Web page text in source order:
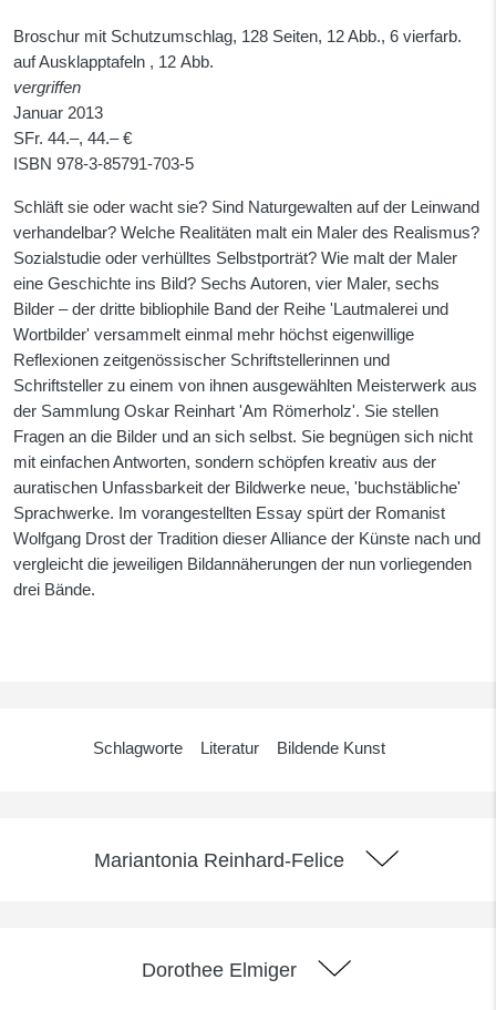
Broschur mit Schutzumschlag, 128 Seiten, 12 Abb., 6 vierfarb.
auf Ausklapptafeln , 12 Abb.
vergriffen
Januar 2013
SFr. 44.–, 44.– €
ISBN 978-3-85791-703-5
Schläft sie oder wacht sie? Sind Naturgewalten auf der Leinwand
verhandelbar? Welche Realitäten malt ein Maler des Realismus?
Sozialstudie oder verhülltes Selbstporträt? Wie malt der Maler
eine Geschichte ins Bild? Sechs Autoren, vier Maler, sechs
Bilder – der dritte bibliophile Band der Reihe 'Lautmalerei und
Wortbilder' versammelt einmal mehr höchst eigenwillige
Reflexionen zeitgenössischer Schriftstellerinnen und
Schriftsteller zu einem von ihnen ausgewählten Meisterwerk aus
der Sammlung Oskar Reinhart 'Am Römerholz'. Sie stellen
Fragen an die Bilder und an sich selbst. Sie begnügen sich nicht
mit einfachen Antworten, sondern schöpfen kreativ aus der
auratischen Unfassbarkeit der Bildwerke neue, 'buchstäbliche'
Sprachwerke. Im vorangestellten Essay spürt der Romanist
Wolfgang Drost der Tradition dieser Alliance der Künste nach und
vergleicht die jeweiligen Bildannäherungen der nun vorliegenden
drei Bände.
Schlagworte Literatur Bildende Kunst
Mariantonia Reinhard-Felice
Dorothee Elmiger